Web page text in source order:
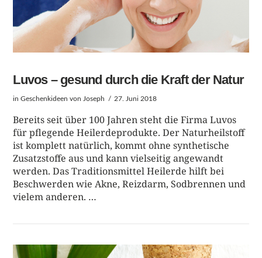
Luvos – gesund durch die Kraft der Natur
inGeschenkideen von Joseph 27. Juni 2018
Bereits seit über 100 Jahren steht die Firma Luvos
für pflegende Heilerdeprodukte. Der Naturheilstoff
ist komplett natürlich, kommt ohne synthetische
Zusatzstoffe aus und kann vielseitig angewandt
werden. Das Traditionsmittel Heilerde hilft bei
Beschwerden wie Akne, Reizdarm, Sodbrennen und
vielem anderen. …